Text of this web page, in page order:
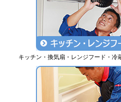
キッチン・換気扇・レンジフード・冷